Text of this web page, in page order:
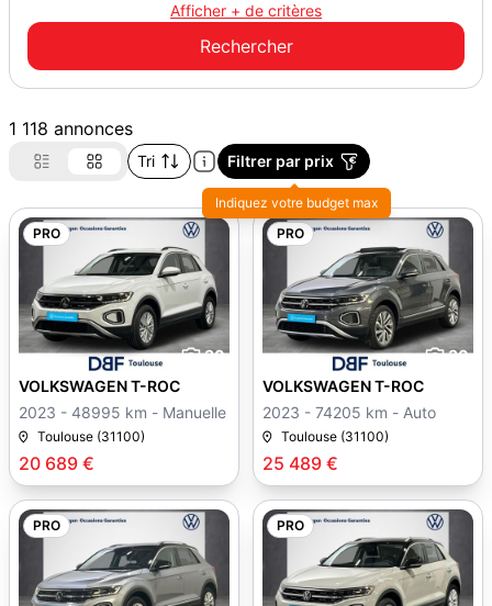
Afficher + de critères
1 118 annonces
Tri Filtrer par prix
Indiquez votre budget max
PRO
30
20 689 €
VOLKSWAGEN T-ROC
2023 - 48995 km - Manuelle
Toulouse (31100)
PRO
30
25 489 €
VOLKSWAGEN T-ROC
2023 - 74205 km - Auto
Toulouse (31100)
PRO PRO